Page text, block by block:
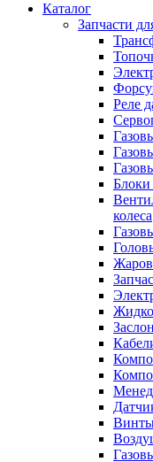
Каталог
Запчасти
Реле
Блоки
колеса